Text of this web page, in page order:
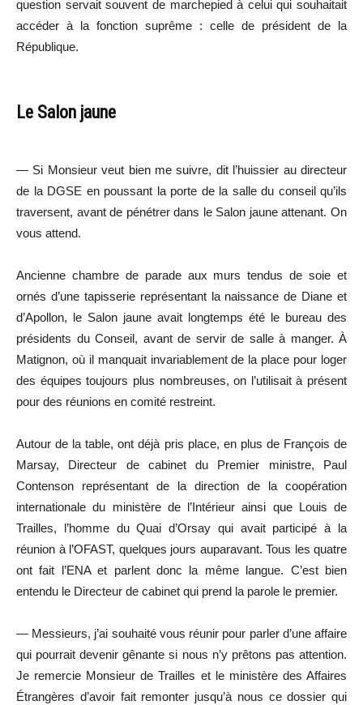
question servait souvent de marchepied à celui qui souhaitait
accéder à la fonction suprême : celle de président de la
République.
Le Salon jaune
— Si Monsieur veut bien me suivre, dit l’huissier au directeur
de la DGSE en poussant la porte de la salle du conseil qu’ils
traversent, avant de pénétrer dans le Salon jaune attenant. On
vous attend.
Ancienne chambre de parade aux murs tendus de soie et
ornés d’une tapisserie représentant la naissance de Diane et
d’Apollon, le Salon jaune avait longtemps été le bureau des
présidents du Conseil, avant de servir de salle à manger. À
Matignon, où il manquait invariablement de la place pour loger
des équipes toujours plus nombreuses, on l’utilisait à présent
pour des réunions en comité restreint.
Autour de la table, ont déjà pris place, en plus de François de
Marsay, Directeur de cabinet du Premier ministre, Paul
Contenson représentant de la direction de la coopération
internationale du ministère de l’Intérieur ainsi que Louis de
Trailles, l’homme du Quai d’Orsay qui avait participé à la
réunion à l’OFAST, quelques jours auparavant. Tous les quatre
ont fait l’ENA et parlent donc la même langue. C’est bien
entendu le Directeur de cabinet qui prend la parole le premier.
— Messieurs, j’ai souhaité vous réunir pour parler d’une affaire
qui pourrait devenir gênante si nous n’y prêtons pas attention.
Je remercie Monsieur de Trailles et le ministère des Affaires
Étrangères d’avoir fait remonter jusqu’à nous ce dossier qui